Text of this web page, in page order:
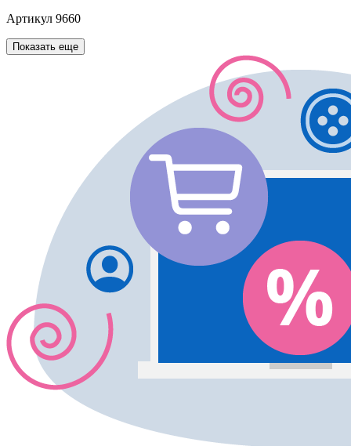
Артикул 9660
Показать еще